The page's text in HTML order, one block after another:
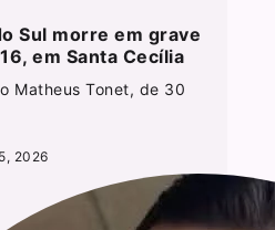
Sul morre em grave
em Santa Cecília
Matheus Tonet, de 30
2026